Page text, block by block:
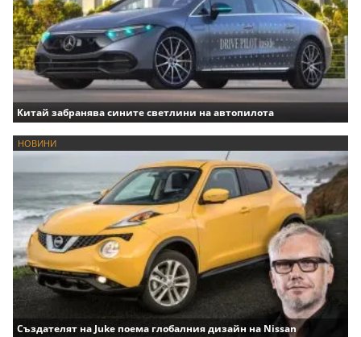
Китай забранява сините светлини на автопилота
НОВИНИ
Създателят на Juke поема глобалния дизайн на Nissan